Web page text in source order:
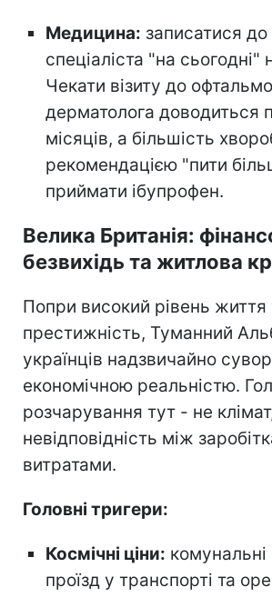
Медицина: записатися до
спеціаліста "на
Чекати візиту до
дерматолога доводиться
місяців, а більшість
рекомендацією "пити
приймати ібупрофен.
Велика Британія:
безвихідь та житлова
Попри високий рівень життя
престижність, Туманний
українців надзвичайно
економічною реальністю.
розчарування тут - не
невідповідність між
витратами.
Головні тригери:
Космічні ціни: комунальні
проїзд у транспорті та